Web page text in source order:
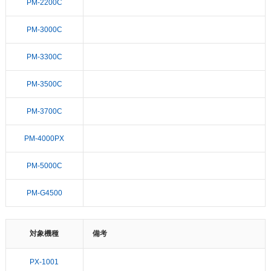
PM-2200C
PM-3000C
PM-3300C
PM-3500C
PM-3700C
PM-4000PX
PM-5000C
PM-G4500
対象機種 備考
PX-1001